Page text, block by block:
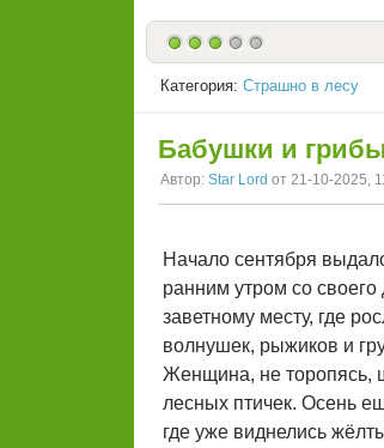
Категория: Страшно в лесу
Бабушки и
Автор: Star Lord от 21-10-2025,
Начало сентября
ранним утром со
заветному месту, где
волнушек, рыжиков и
Женщина, не торопясь,
лесных птичек. Осень
где уже виднелись